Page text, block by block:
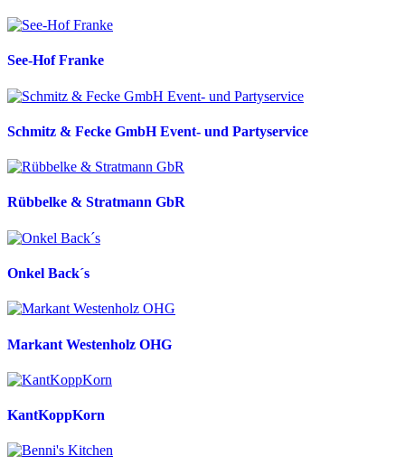
See-Hof Franke
Schmitz & Fecke GmbH Event- und Partyservice
Rübbelke & Stratmann GbR
Onkel Back´s
Markant Westenholz OHG
KantKoppKorn